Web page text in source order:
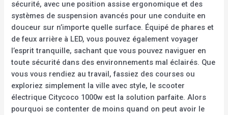
sécurité, avec une position assise ergonomique et des
systèmes de suspension avancés pour une conduite en
douceur sur n’importe quelle surface. Équipé de phares et
de feux arrière à LED, vous pouvez également voyager
l’esprit tranquille, sachant que vous pouvez naviguer en
toute sécurité dans des environnements mal éclairés. Que
vous vous rendiez au travail, fassiez des courses ou
exploriez simplement la ville avec style, le scooter
électrique Citycoco 1000w est la solution parfaite. Alors
pourquoi se contenter de moins quand on peut avoir le